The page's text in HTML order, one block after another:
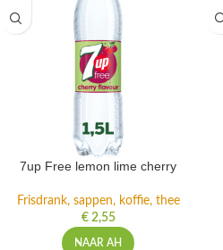
7up Free lemon lime cherry
Frisdrank, sappen, koffie, thee
€2,55
NAAR AH